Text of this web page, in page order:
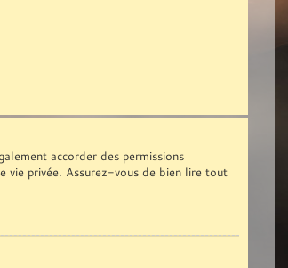
accorder des permissions
vie privée. Assurez-vous de bien lire tout